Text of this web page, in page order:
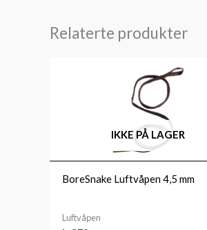
Relaterte produkter
IKKE PÅ LAGER
BoreSnake Luftvåpen 4,5 mm
Luftvåpen